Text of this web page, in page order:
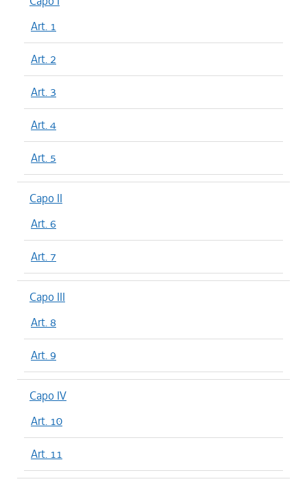
Art. 1
Art. 2
Art. 3
Art. 4
Art. 5
Capo II
Art. 6
Art. 7
Capo III
Art. 8
Art. 9
Capo IV
Art. 10
Art. 11